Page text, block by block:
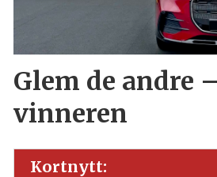
Glem de andre
vinneren
Kortnytt: